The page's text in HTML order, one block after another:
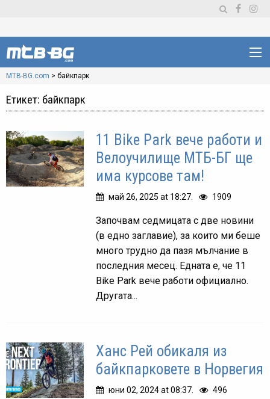
MTB-BG.com > байкпарк
Етикет: байкпарк
11 Bike Park вече работи и
Велоучилище МТБ-БГ ще
има курсове там!
май 26, 2025 at 18:27. 1909
Започвам седмицата с две новини
(в едно заглавие), за които ми беше
много трудно да пазя мълчание в
последния месец. Едната е, че 11
Bike Park вече работи официално.
Другата...
Ханс Рей обикаля из
байкпарковете в Норвегия
юни 02, 2024 at 08:37. 496